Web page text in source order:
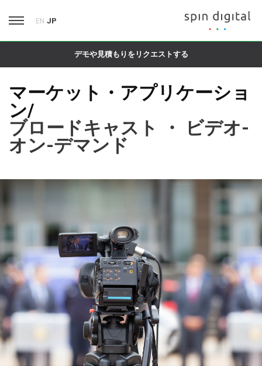
EN JP
デモや見積もりをリクエストする
マーケット・アプリケーショ
ン/
ブロードキャスト ・ ビデオ-
オン-デマンド